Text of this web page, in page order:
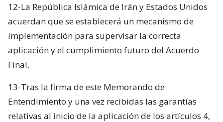
12-La República Islámica de Irán y Estados Unidos
acuerdan que se establecerá un mecanismo de
implementación para supervisar la correcta
aplicación y el cumplimiento futuro del Acuerdo
Final.
13-Tras la firma de este Memorando de
Entendimiento y una vez recibidas las garantías
relativas al inicio de la aplicación de los artículos 4,